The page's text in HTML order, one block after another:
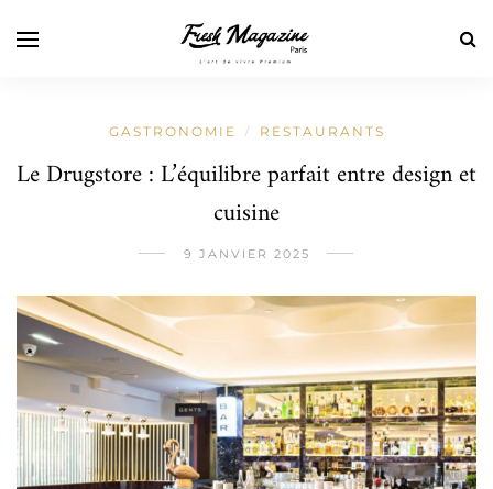
GASTRONOMIE / RESTAURANTS
Le Drugstore : L’équilibre parfait entre design et
cuisine
9 JANVIER 2025